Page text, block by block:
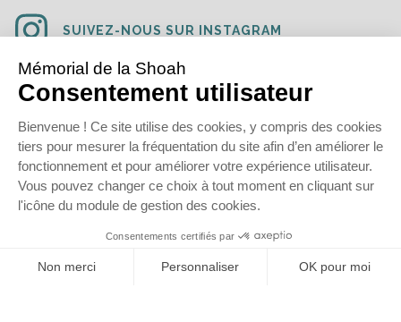
SUIVEZ-NOUS SUR INSTAGRAM
SUIVEZ-NOUS SUR TIKTOK
SUIVEZ-NOUS SUR LINKEDIN
Mémorial de la Shoah
Mentions légales
Données personnelles